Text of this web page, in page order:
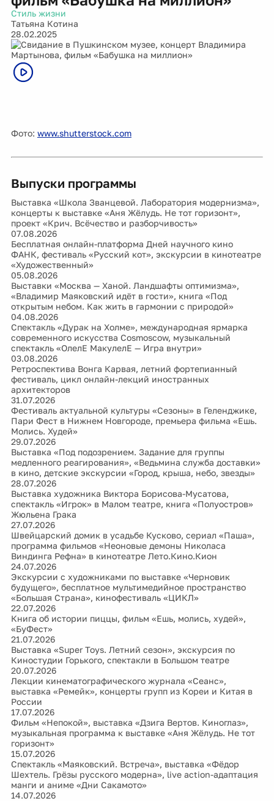
Стиль жизни
Татьяна Котина
28.02.2025
Фото: www.shutterstock.com
Выпуски программы
Выставка «Школа Званцевой. Лаборатория модернизма»,
концерты к выставке «Аня Жёлудь. Не тот горизонт»,
проект «Крич. Всёчество и разборчивость»
07.08.2026
Бесплатная онлайн-платформа Дней научного кино
ФАНК, фестиваль «Русский кот», экскурсии в кинотеатре
«Художественный»
05.08.2026
Выставки «Москва — Ханой. Ландшафты оптимизма»,
«Владимир Маяковский идёт в гости», книга «Под
открытым небом. Как жить в гармонии с природой»
04.08.2026
Спектакль «Дурак на Холме», международная ярмарка
современного искусства Cosmoscow, музыкальный
спектакль «ОлелЕ МакулелЕ — Игра внутри»
03.08.2026
Ретроспектива Вонга Карвая, летний фортепианный
фестиваль, цикл онлайн-лекций иностранных
архитекторов
31.07.2026
Фестиваль актуальной культуры «Сезоны» в Геленджике,
Пари Фест в Нижнем Новгороде, премьера фильма «Ешь.
Молись. Худей»
29.07.2026
Выставка «Под подозрением. Задание для группы
медленного реагирования», «Ведьмина служба доставки»
в кино, детские экскурсии «Город, крыша, небо, звезды»
28.07.2026
Выставка художника Виктора Борисова-Мусатова,
спектакль «Игрок» в Малом театре, книга «Полуостров»
Жюльена Грака
27.07.2026
Швейцарский домик в усадьбе Кусково, сериал «Паша»,
программа фильмов «Неоновые демоны Николаса
Виндинга Рефна» в кинотеатре Лето.Кино.Кион
24.07.2026
Экскурсии с художниками по выставке «Черновик
будущего», бесплатное мультимедийное пространство
«Большая Страна», кинофестиваль «ЦИКЛ»
22.07.2026
Книга об истории пиццы, фильм «Ешь, молись, худей»,
«БуФест»
21.07.2026
Выставка «Super Toys. Летний сезон», экскурсия по
Киностудии Горького, спектакли в Большом театре
20.07.2026
Лекции кинематографического журнала «Сеанс»,
выставка «Ремейк», концерты групп из Кореи и Китая в
России
17.07.2026
Фильм «Непокой», выставка «Дзига Вертов. Киноглаз»,
музыкальная программа к выставке «Аня Жёлудь. Не тот
горизонт»
15.07.2026
Спектакль «Маяковский. Встреча», выставка «Фёдор
Шехтель. Грёзы русского модерна», live action-адаптация
манги и аниме «Дни Сакамото»
14.07.2026